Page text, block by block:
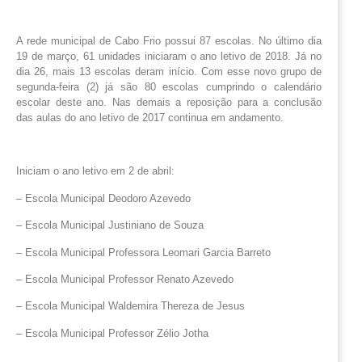
A rede municipal de Cabo Frio possui 87 escolas. No último dia
19 de março, 61 unidades iniciaram o ano letivo de 2018. Já no
dia 26, mais 13 escolas deram início. Com esse novo grupo de
segunda-feira (2) já são 80 escolas cumprindo o calendário
escolar deste ano. Nas demais a reposição para a conclusão
das aulas do ano letivo de 2017 continua em andamento.
Iniciam o ano letivo em 2 de abril:
– Escola Municipal Deodoro Azevedo
– Escola Municipal Justiniano de Souza
– Escola Municipal Professora Leomari Garcia Barreto
– Escola Municipal Professor Renato Azevedo
– Escola Municipal Waldemira Thereza de Jesus
– Escola Municipal Professor Zélio Jotha